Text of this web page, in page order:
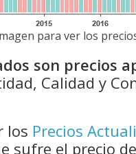
para ver los
son precios
Calidad y
los Precios
sufre el precio